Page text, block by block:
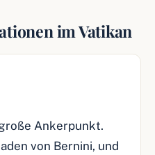
im Vatikan
Ankerpunkt.
von Bernini, und